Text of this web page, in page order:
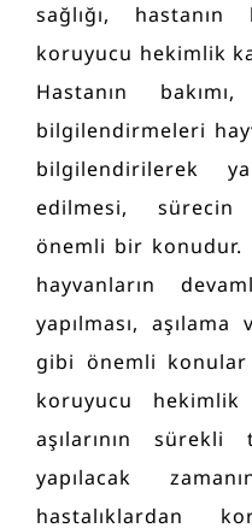
sağlığı,
koruyucu hekimlik
Hastanın
bilgilendirmeleri
bilgilendirilerek
edilmesi, sürecin
önemli bir konudur.
hayvanların
yapılması,
gibi önemli konular
koruyucu hekimlik
aşılarının
yapılacak
hastalıklardan